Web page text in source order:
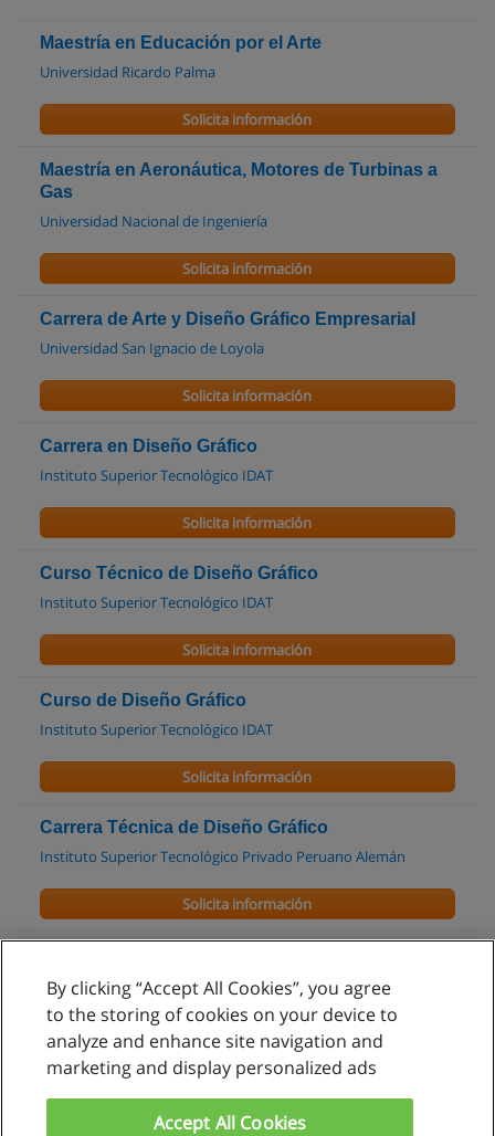
Maestría en Educación por el Arte
Universidad Ricardo Palma
Solicita información
Maestría en Aeronáutica, Motores de Turbinas a
Gas
Universidad Nacional de Ingeniería
Solicita información
Carrera de Arte y Diseño Gráfico Empresarial
Universidad San Ignacio de Loyola
Solicita información
Carrera en Diseño Gráfico
Instituto Superior Tecnológico IDAT
Solicita información
Curso Técnico de Diseño Gráfico
Instituto Superior Tecnológico IDAT
Solicita información
Curso de Diseño Gráfico
Instituto Superior Tecnológico IDAT
Solicita información
Carrera Técnica de Diseño Gráfico
Instituto Superior Tecnológico Privado Peruano Alemán
Solicita información
Reglas de uso
Privacidad de datos
By clicking “Accept All Cookies”, you agree
to the storing of cookies on your device to
analyze and enhance site navigation and
marketing and display personalized ads
Accept All Cookies